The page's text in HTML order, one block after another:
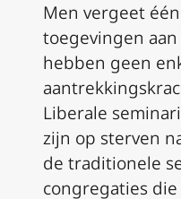
Men vergeet
toegevingen
hebben geen
Liberale
zijn op sterven
de traditionele
congregaties